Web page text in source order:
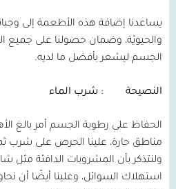
يساعدنا إضافة هذه الأطعمة إلى
والحيويّة، وضمان حصولنا على جميع
الجسم ليشعر بأفضل ما لديه.
النصيحة : شرب الماء
الحفاظ على رطوبة الجسم أمر بالغ
مناطق حارة، علينا الحرص على شرب
ولنتذكر بأن المشروبات الدافئة
استهلاك السوائل، وعلينا أيضًا أن